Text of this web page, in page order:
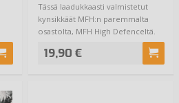
Tässä laadukkaasti valmistetut
kynsikkäät MFH:n paremmalta
osastolta, MFH High Defenceltä.
19,90 €